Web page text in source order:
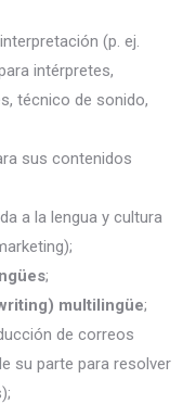
(p. ej.
intérpretes,
técnico de sonido,
sus contenidos
a la lengua y cultura
;
multilingüe;
de correos
su parte para resolver